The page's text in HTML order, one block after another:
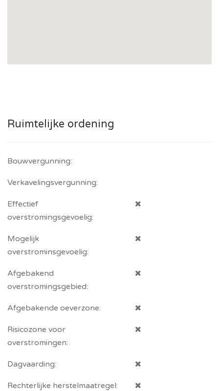
Ruimtelijke ordening
Bouwvergunning:
Verkavelingsvergunning:
Effectief
overstromingsgevoelig:
Mogelijk
overstrominsgevoelig:
Afgebakend
overstromingsgebied:
Afgebakende oeverzone:
Risicozone voor
overstromingen:
Dagvaarding:
Rechterlijke herstelmaatregel: